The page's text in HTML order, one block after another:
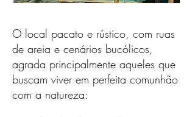
O local pacato e rústico, com ruas
de areia e cenários bucólicos,
agrada principalmente aqueles que
buscam viver em perfeita comunhão
com a natureza: